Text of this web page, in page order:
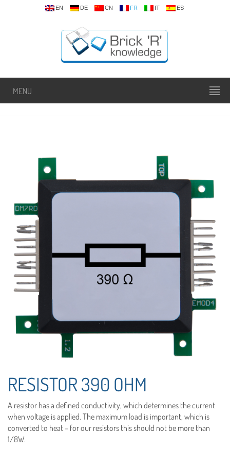
EN DE CN FR IT ES
MENU
RESISTOR 390 OHM
A resistor has a defined conductivity, which determines the current
when voltage is applied. The maximum load is important, which is
converted to heat – for our resistors this should not be more than
1/8W.